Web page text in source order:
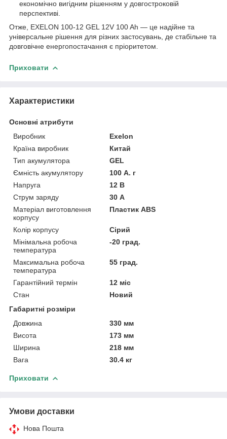
економічно вигідним рішенням у довгостроковій
перспективі.
Отже, EXELON 100-12 GEL 12V 100 Ah — це надійне та
універсальне рішення для різних застосувань, де стабільне та
довговічне енергопостачання є пріоритетом.
Приховати
Характеристики
Основні атрибути
Виробник
Exelon
Країна виробник
Китай
Тип акумулятора
GEL
Ємність акумулятору
100 А. г
Напруга
12 В
Струм заряду
30 А
Матеріал виготовлення
корпусу
Пластик ABS
Колір корпусу
Сірий
Мінімальна робоча
температура
-20 град.
Максимальна робоча
температура
55 град.
Гарантійний термін
12 міс
Стан
Новий
Габаритні розміри
Довжина
330 мм
Висота
173 мм
Ширина
218 мм
Вага
30.4 кг
Приховати
Умови доставки
Нова Пошта